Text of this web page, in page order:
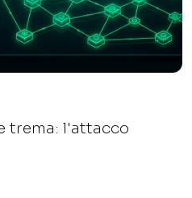
trema: l'attacco